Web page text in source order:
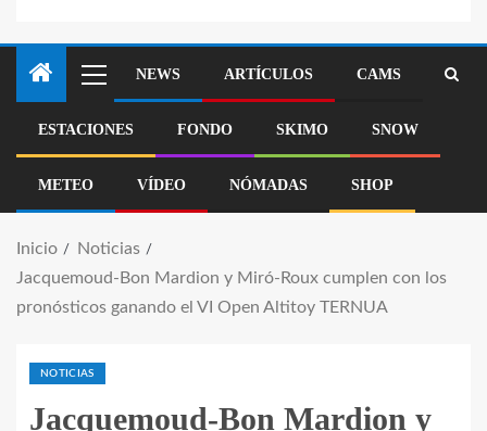
NEWS ARTÍCULOS CAMS
ESTACIONES FONDO SKIMO SNOW
METEO VÍDEO NÓMADAS SHOP
Inicio
Noticias
Jacquemoud-Bon Mardion y Miró-Roux cumplen con los
pronósticos ganando el VI Open Altitoy TERNUA
NOTICIAS
Jacquemoud-Bon Mardion y